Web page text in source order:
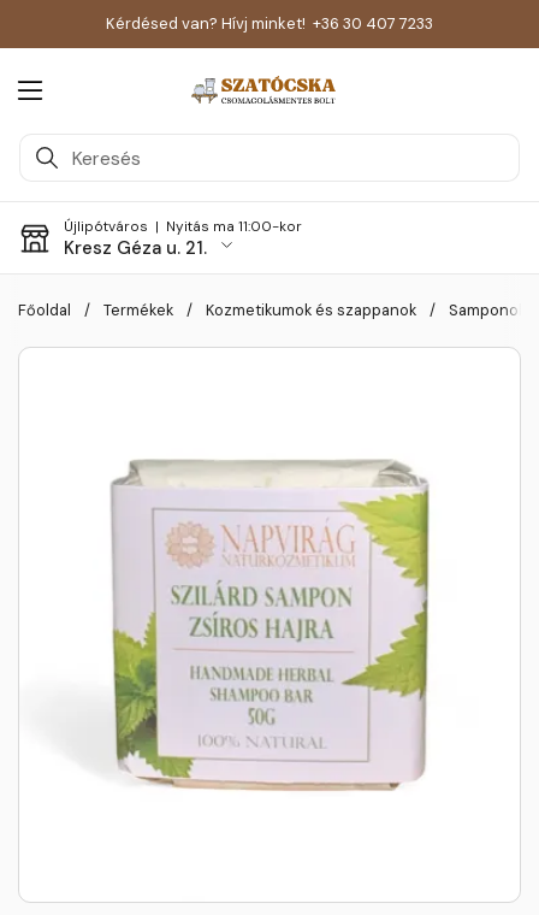
Kérdésed van? Hívj minket! +36 30 407 7233
Menü megnyitása
Újlipótváros | Nyitás ma 11:00-kor
Kresz Géza u. 21.
Főoldal / Termékek / Kozmetikumok és szappanok / Samponok